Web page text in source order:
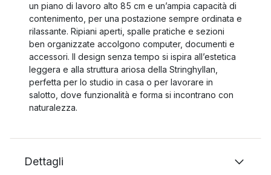
un piano di lavoro alto 85 cm e un’ampia capacità di
contenimento, per una postazione sempre ordinata e
rilassante. Ripiani aperti, spalle pratiche e sezioni
ben organizzate accolgono computer, documenti e
accessori. Il design senza tempo si ispira all’estetica
leggera e alla struttura ariosa della Stringhyllan,
perfetta per lo studio in casa o per lavorare in
salotto, dove funzionalità e forma si incontrano con
naturalezza.
Dettagli